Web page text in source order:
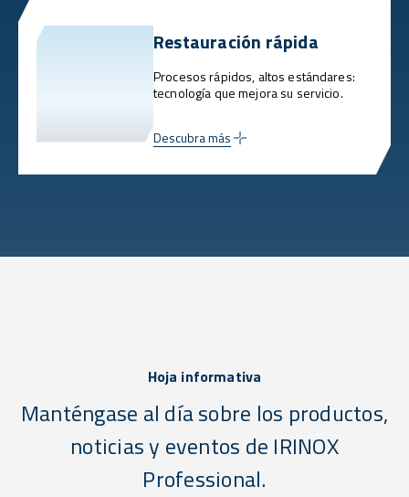
Restauración rápida
Procesos rápidos, altos estándares:
tecnología que mejora su servicio.
Descubra más
Hoja informativa
Manténgase al día sobre los productos,
noticias y eventos de IRINOX
Professional.